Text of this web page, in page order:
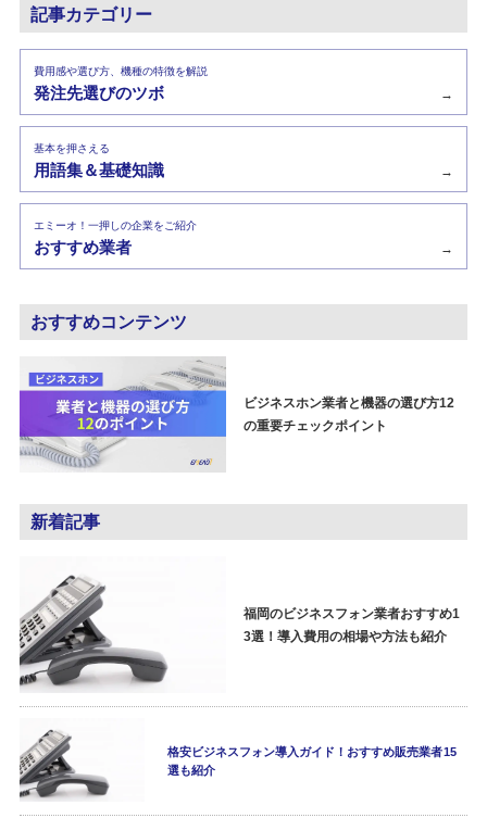
記事カテゴリー
費用感や選び方、機種の特徴を解説
発注先選びのツボ →
基本を押さえる
用語集＆基礎知識 →
エミーオ！一押しの企業をご紹介
おすすめ業者 →
おすすめコンテンツ
ビジネスホン業者と機器の選び方12
の重要チェックポイント
新着記事
福岡のビジネスフォン業者おすすめ1
3選！導入費用の相場や方法も紹介
格安ビジネスフォン導入ガイド！おすすめ販売業者15
選も紹介